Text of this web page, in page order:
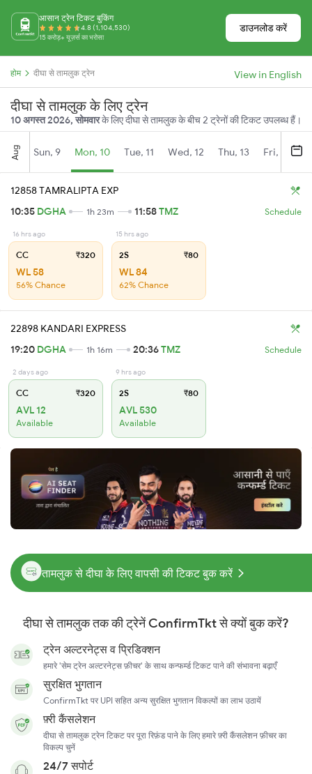
आसान ट्रेन टिकट बुकिंग
4.8 (1,104,530)
15 करोड़+ यूज़र्स का भरोसा
डाउनलोड करें
होम दीघा से तामलुक ट्रेन View in English
दीघा से तामलुक के लिए ट्रेन
10 अगस्त 2026, सोमवारके लिए दीघा से तामलुक के बीच 2 ट्रेनों की टिकट उपलब्ध हैं।
Aug Sun, 9 Mon, 10 Tue, 11 Wed, 12 Thu, 13 Fri, 14
12858 TAMRALIPTA EXP
10:35 DGHA 1h 23m 11:58TMZ Schedule
16 hrs ago
CC ₹320
WL 58
56% Chance
15 hrs ago
2S ₹80
WL 84
62% Chance
22898 KANDARI EXPRESS
19:20 DGHA 1h 16m 20:36TMZ Schedule
2 days ago
CC ₹320
AVL 12
Available
9 hrs ago
2S ₹80
AVL 530
Available
तामलुक से दीघा के लिए वापसी की टिकट बुक करें
दीघा से तामलुक तक की ट्रेनें ConfirmTkt से क्यों बुक करें?
ट्रेन अल्टरनेट्स व प्रिडिक्शन
हमारे 'सेम ट्रेन अल्टरनेट्स फ़ीचर' के साथ कन्फर्म्ड टिकट पाने की संभावना बढ़ाएँ
सुरक्षित भुगतान
ConfirmTkt पर UPI सहित अन्य सुरक्षित भुगतान विकल्पों का लाभ उठायें
फ़्री कैंसलेशन
दीघा से तामलुक ट्रेन टिकट पर पूरा रिफ़ंड पाने के लिए हमारे फ़्री कैंसलेशन फ़ीचर का
विकल्प चुनें
24/7 सपोर्ट